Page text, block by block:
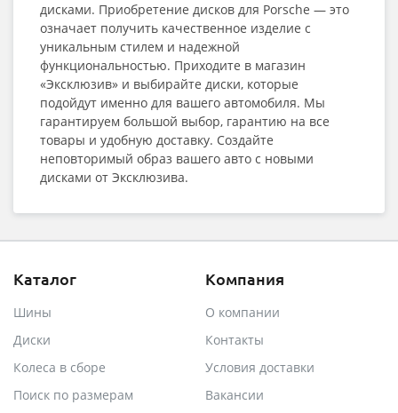
дисками. Приобретение дисков для Porsche — это
означает получить качественное изделие с
уникальным стилем и надежной
функциональностью. Приходите в магазин
«Эксклюзив» и выбирайте диски, которые
подойдут именно для вашего автомобиля. Мы
гарантируем большой выбор, гарантию на все
товары и удобную доставку. Создайте
неповторимый образ вашего авто с новыми
дисками от Эксклюзива.
Каталог
Шины
Диски
Колеса в сборе
Поиск по размерам
Компания
О компании
Контакты
Условия доставки
Вакансии